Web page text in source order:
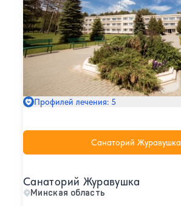
Санаторий Журавушка
Минская область
Профилей лечения: 5
Санаторий Журавушка